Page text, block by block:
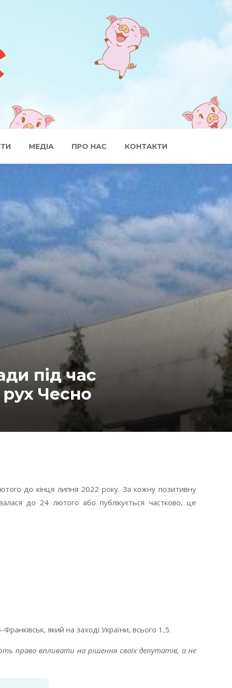
МЕДІА ПРО НАС КОНТАКТИ
під час
Чесно
до кінця липня 2022 року. За кожну позитивну
до 24 лютого або публікується частково, це
який на заході України, всього 1,5.
право впливати на рішення своїх депутатів, а не